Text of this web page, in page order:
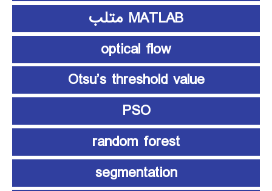
MATLAB متلب
optical flow
Otsu’s threshold value
PSO
random forest
segmentation